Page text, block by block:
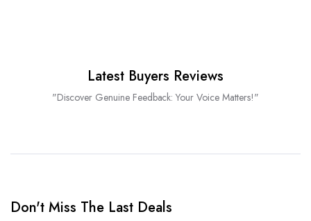
Latest Buyers Reviews
"Discover Genuine Feedback: Your Voice Matters!"
Don't Miss The Last Deals